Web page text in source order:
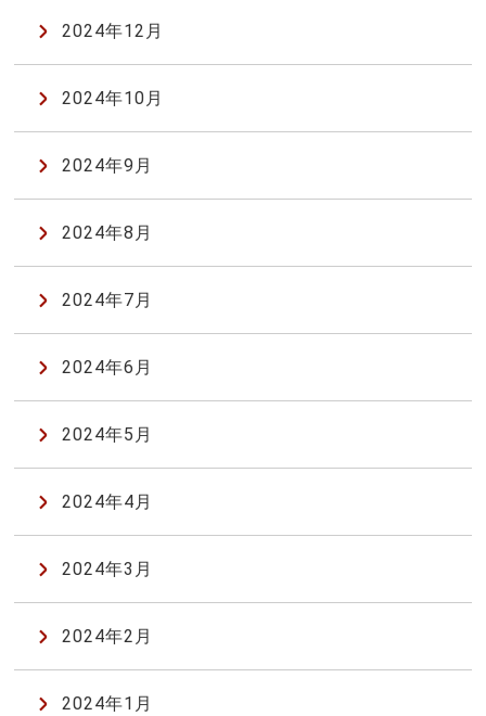
2024年12月
2024年10月
2024年9月
2024年8月
2024年7月
2024年6月
2024年5月
2024年4月
2024年3月
2024年2月
2024年1月